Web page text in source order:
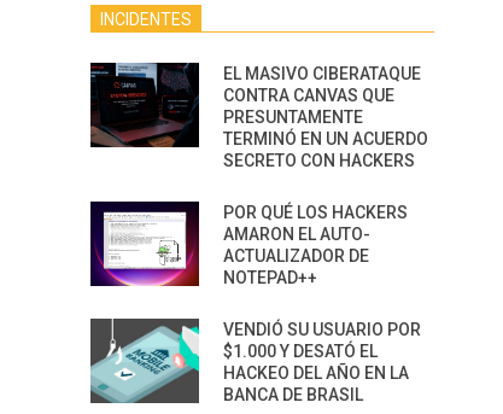
INCIDENTES
EL MASIVO CIBERATAQUE
CONTRA CANVAS QUE
PRESUNTAMENTE
TERMINÓ EN UN ACUERDO
SECRETO CON HACKERS
POR QUÉ LOS HACKERS
AMARON EL AUTO-
ACTUALIZADOR DE
NOTEPAD++
VENDIÓ SU USUARIO POR
$1.000 Y DESATÓ EL
HACKEO DEL AÑO EN LA
BANCA DE BRASIL